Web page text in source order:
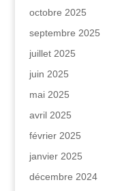
octobre 2025
septembre 2025
juillet 2025
juin 2025
mai 2025
avril 2025
février 2025
janvier 2025
décembre 2024